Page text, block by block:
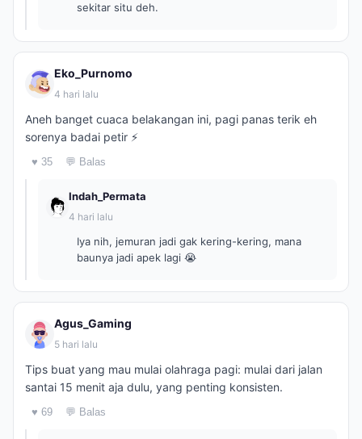
sekitar situ deh.
Eko_Purnomo
4 hari lalu
Aneh banget cuaca belakangan ini, pagi panas terik eh
sorenya badai petir ⚡
♥ 35 💬 Balas
Indah_Permata
4 hari lalu
Iya nih, jemuran jadi gak kering-kering, mana
baunya jadi apek lagi 😭
Agus_Gaming
5 hari lalu
Tips buat yang mau mulai olahraga pagi: mulai dari jalan
santai 15 menit aja dulu, yang penting konsisten.
♥ 69 💬 Balas